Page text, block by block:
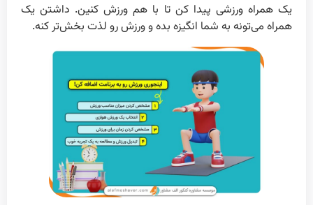
یک همراه ورزشی پیدا کن تا با هم ورزش کنین. داشتن یک
همراه می‌تونه به شما انگیزه بده و ورزش رو لذت بخش‌تر کنه.